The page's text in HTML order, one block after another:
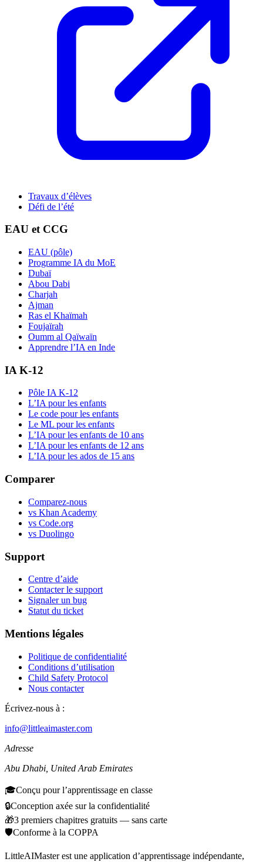
Travaux d’élèves
Défi de l’été
EAU et CCG
EAU (pôle)
Programme IA du MoE
Dubaï
Abou Dabi
Charjah
Ajman
Ras el Khaïmah
Foujaïrah
Oumm al Qaïwaïn
Apprendre l’IA en Inde
IA K-12
Pôle IA K-12
L’IA pour les enfants
Le code pour les enfants
Le ML pour les enfants
L’IA pour les enfants de 10 ans
L’IA pour les enfants de 12 ans
L’IA pour les ados de 15 ans
Comparer
Comparez-nous
vs Khan Academy
vs Code.org
vs Duolingo
Support
Centre d’aide
Contacter le support
Signaler un bug
Statut du ticket
Mentions légales
Politique de confidentialité
Conditions d’utilisation
Child Safety Protocol
Nous contacter
Écrivez-nous à :
info@littleaimaster.com
Adresse
Abu Dhabi United Arab Emirates
🎓Conçu pour l’apprentissage en classe
🔒Conception axée sur la confidentialité
🎁3 premiers chapitres gratuits — sans carte
🛡️Conforme à la COPPA
LittleAIMaster est une application d’apprentissage indépendante,